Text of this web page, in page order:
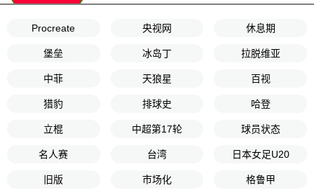
Procreate 央视网 休息期
堡垒 冰岛丁 拉脱维亚
中菲 天狼星 百视
猎豹 排球史 哈登
立棍 中超第17轮 球员状态
名人赛 台湾 日本女足U20
旧版 市场化 格鲁甲